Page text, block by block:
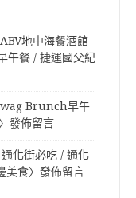
地中海餐酒館
午餐 / 捷運國父紀
Brunch早午
〉發佈留言
化街必吃 / 通化
美食〉發佈留言